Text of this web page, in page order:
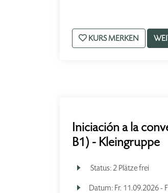
KURS MERKEN
Iniciación a la
B1) - Kleingruppe
Status:2 Plätze frei
Datum: Fr. 11.09.2026 -